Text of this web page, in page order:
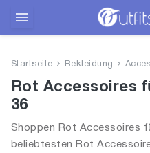
Bekleidung
Schuhe
Startseite Bekleidung
Rot Accessoires
36
Shoppen Rot Accessoires
beliebtesten Rot